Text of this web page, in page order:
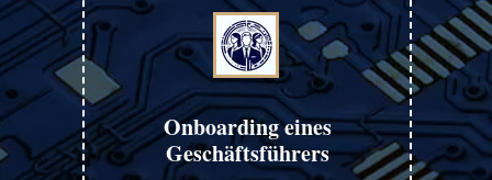
Onboarding eines
Geschäftsführers